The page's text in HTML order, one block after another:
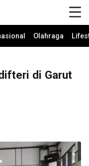
Olahraga
di Garut